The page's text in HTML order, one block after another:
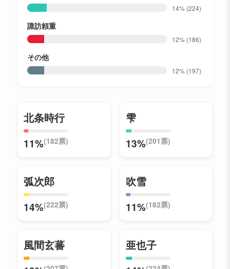
14% (224)
諏訪頼重
12% (186)
その他
12% (197)
北条時行
11%(182票)
雫
13%(201票)
弧次郎
14%(222票)
吹雪
11%(182票)
風間玄蕃 亜也子